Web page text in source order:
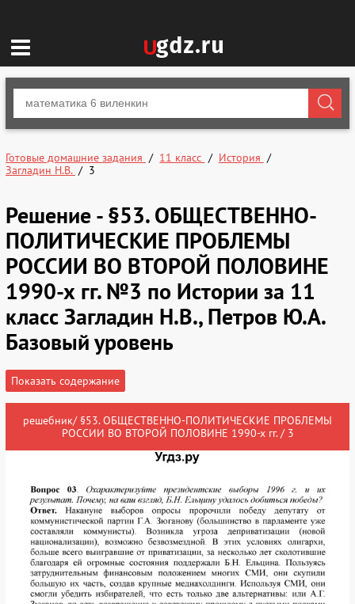
Готовые домашние задания 11 класс
История
Загладин Н.В.
3
Решение - §53. ОБЩЕСТВЕННО-
ПОЛИТИЧЕСКИЕ ПРОБЛЕМЫ
РОССИИ ВО ВТОРОЙ ПОЛОВИНЕ
1990-х гг. №3 по Истории за 11
класс Загладин Н.В., Петров Ю.А.
Базовый уровень
Показать содержание
решебник/ §53. ОБЩЕСТВЕННО-ПОЛИТИЧЕСКИЕ ПРОБЛЕМЫ
РОССИИ ВО ВТОРОЙ ПОЛОВИНЕ 1990-х гг. / 3